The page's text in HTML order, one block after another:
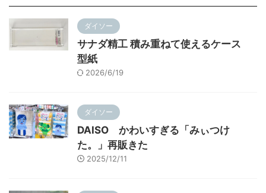
ダイソー
サナダ精工 積み重ねて使えるケース
型紙
2026/6/19
ダイソー
DAISO かわいすぎる「みぃつけ
た。」再販きた
2025/12/11